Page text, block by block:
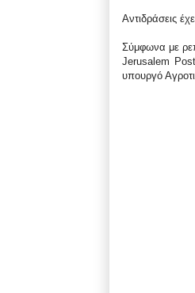
Αντιδράσεις
Σύμφωνα με
Jerusalem
υπουργό